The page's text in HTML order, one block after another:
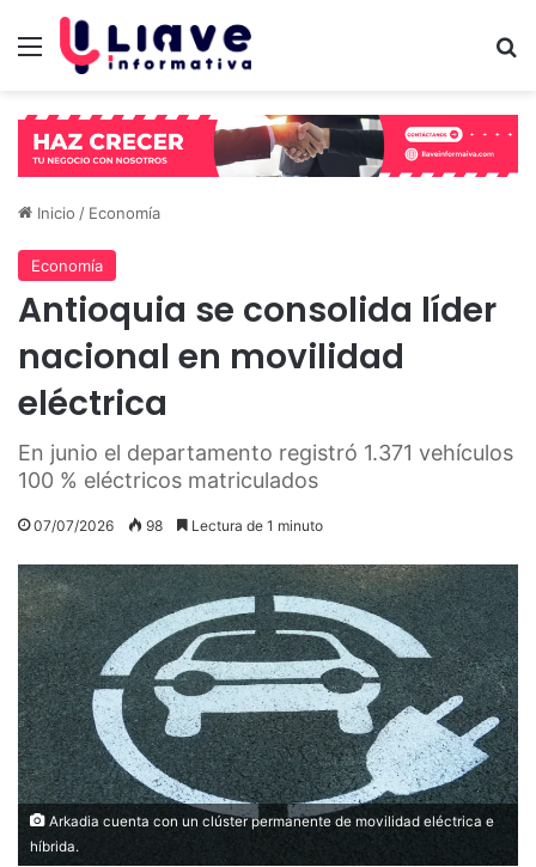
Menú
Inicio / Economía
Economía
Antioquia se consolida líder
nacional en movilidad
eléctrica
En junio el departamento registró 1.371 vehículos
100 % eléctricos matriculados
07/07/2026 98 Lectura de 1 minuto
Arkadia cuenta con un clúster permanente de movilidad eléctrica e
híbrida.